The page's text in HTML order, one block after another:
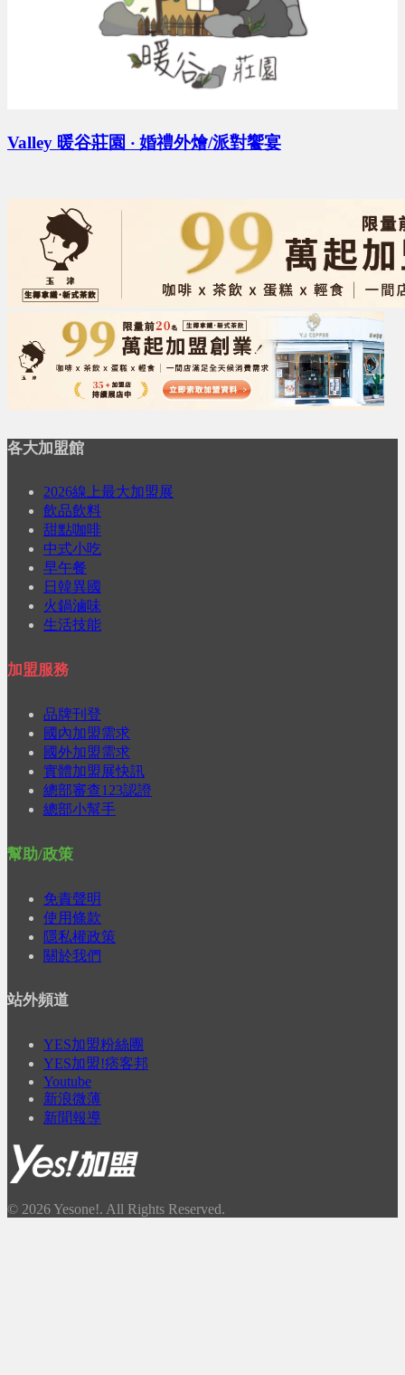
Valley 暖谷莊園 ‧ 婚禮外燴/派對饗宴
各大加盟館
2026線上最大加盟展
飲品飲料
甜點咖啡
中式小吃
早午餐
日韓異國
火鍋滷味
生活技能
加盟服務
品牌刊登
國內加盟需求
國外加盟需求
實體加盟展快訊
總部審查123認證
總部小幫手
幫助/政策
免責聲明
使用條款
隱私權政策
關於我們
站外頻道
YES加盟粉絲團
YES加盟!痞客邦
Youtube
新浪微薄
新聞報導
© 2026 Yesone!. All Rights Reserved.